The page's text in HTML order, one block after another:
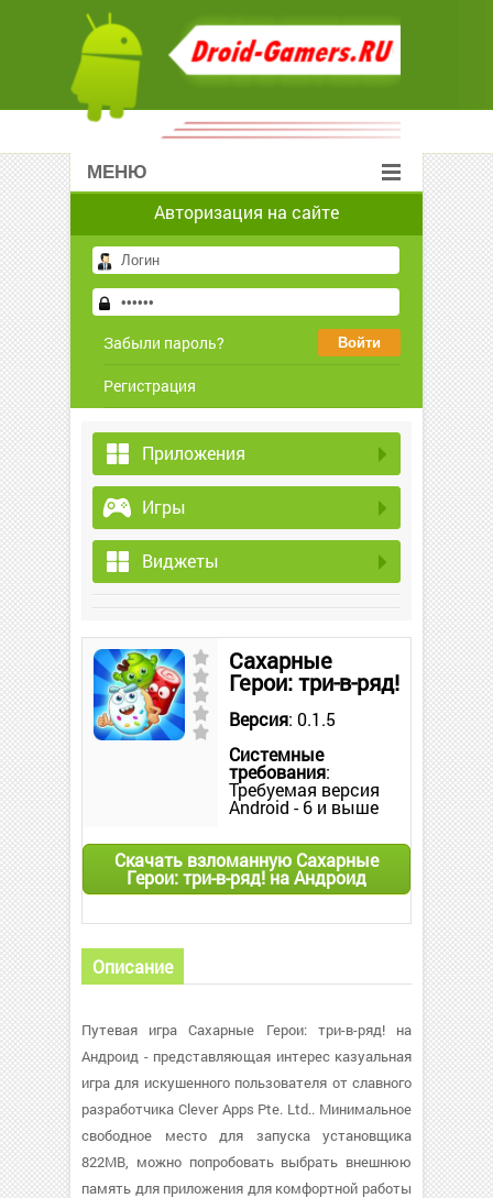
МЕНЮ
Авторизация на сайте
Забыли пароль?
Регистрация
Приложения
Игры
Виджеты
Сахарные
Герои: три-в-ряд!
Версия: 0.1.5
Системные
требования:
Требуемая версия
Android - 6 и выше
Скачать взломанную Сахарные
Герои: три-в-ряд! на Андроид
Описание
Путевая игра Сахарные Герои: три-в-ряд! на
Андроид - представляющая интерес казуальная
игра для искушенного пользователя от славного
разработчика Clever Apps Pte. Ltd.. Минимальное
свободное место для запуска установщика
822MB, можно попробовать выбрать внешнюю
память для приложения для комфортной работы